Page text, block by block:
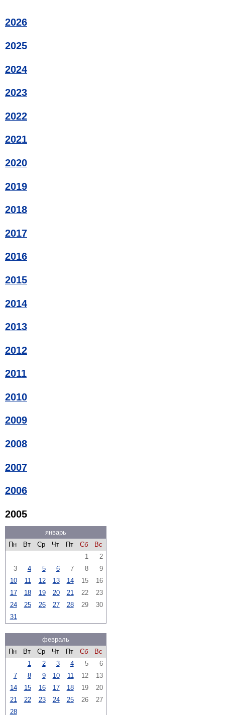
2026
2025
2024
2023
2022
2021
2020
2019
2018
2017
2016
2015
2014
2013
2012
2011
2010
2009
2008
2007
2006
2005
январь
Пн
Вт Ср Чт Пт Сб
Вс
1
2
3
4 5 6 7 8
9
10
11 12 13 14 15
16
17
18 19 20 21 22
23
24
25 26 27 28 29
30
31
февраль
Пн
Вт Ср Чт Пт Сб
Вс
1
2 3 4 5
6
7
8 9 10 11 12
13
14
15 16 17 18 19
20
21
22 23 24 25 26
27
28